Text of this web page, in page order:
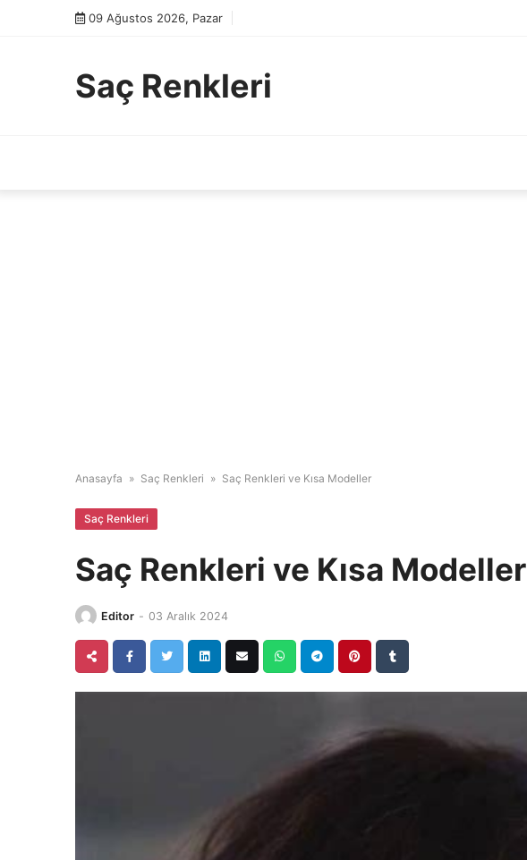
09 Ağustos 2026, Pazar
Saç Renkleri
Anasayfa » Saç Renkleri » Saç Renkleri ve Kısa Modeller
Saç Renkleri
Saç Renkleri ve Kısa Modeller
Editor - 03 Aralık 2024